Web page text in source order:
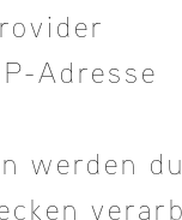
Adresse
werden